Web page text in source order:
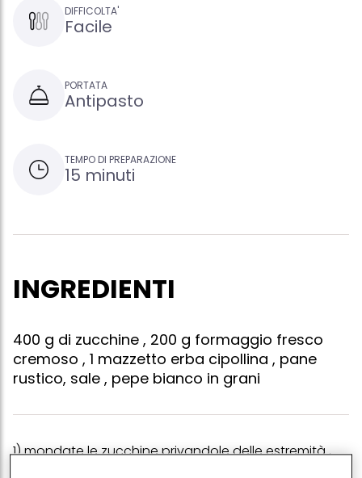
DIFFICOLTA'
Facile
PORTATA
Antipasto
TEMPO DI PREPARAZIONE
15 minuti
INGREDIENTI
400 g di zucchine , 200 g formaggio fresco
cremoso , 1 mazzetto erba cipollina , pane
rustico, sale , pepe bianco in grani
1) mondate le zucchine privandole delle estremità ,